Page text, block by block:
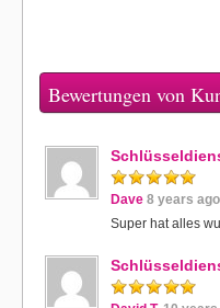
Bewertungen von
Dave 8 years ago
Super hat alles